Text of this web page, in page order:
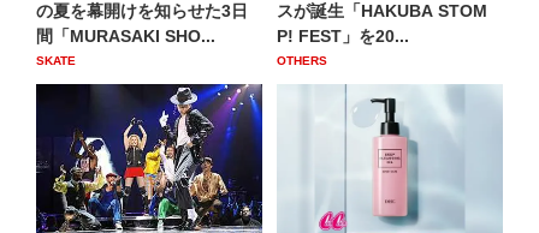
の夏を幕開けを知らせた3日
間「MURASAKI SHO...
SKATE
スが誕生「HAKUBA STOM
P! FEST」を20...
OTHERS